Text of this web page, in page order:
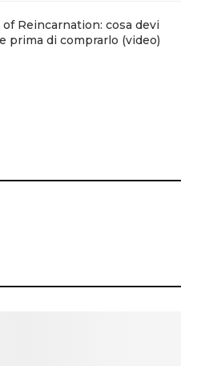
of Reincarnation: cosa devi
prima di comprarlo (video)